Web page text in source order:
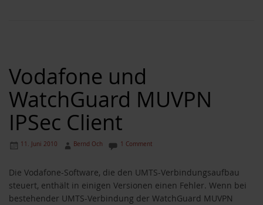
Vodafone und
WatchGuard MUVPN
IPSec Client
11. Juni 2010 Bernd Och 1 Comment
Die Vodafone-Software, die den UMTS-Verbindungsaufbau
steuert, enthält in einigen Versionen einen Fehler. Wenn bei
bestehender UMTS-Verbindung der WatchGuard MUVPN